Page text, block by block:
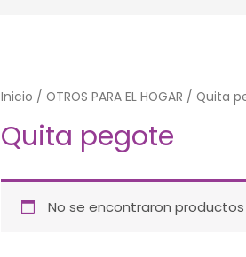
Inicio /OTROS PARA EL HOGAR / Quita
Quita pegote
No se encontraron